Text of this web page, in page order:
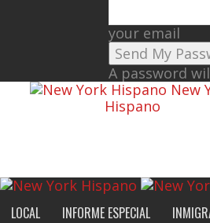
your email
A password
New
Hispano
LOCAL INFORME ESPECIAL